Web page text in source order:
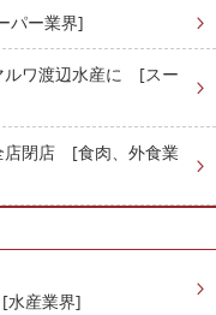
パー業界]
ルワ渡辺水産に [スー
店閉店 [食肉、外食業
水産業界]